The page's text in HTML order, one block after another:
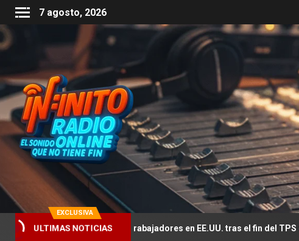
7 agosto, 2026
EXCLUSIVA
ULTIMAS NOTICIAS
falta de trabajadores en EE.UU. tras el fin del TPS de 350 mil migrantes